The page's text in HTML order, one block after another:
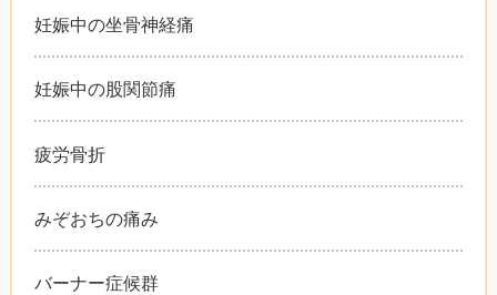
妊娠中の坐骨神経痛
妊娠中の股関節痛
疲労骨折
みぞおちの痛み
バーナー症候群